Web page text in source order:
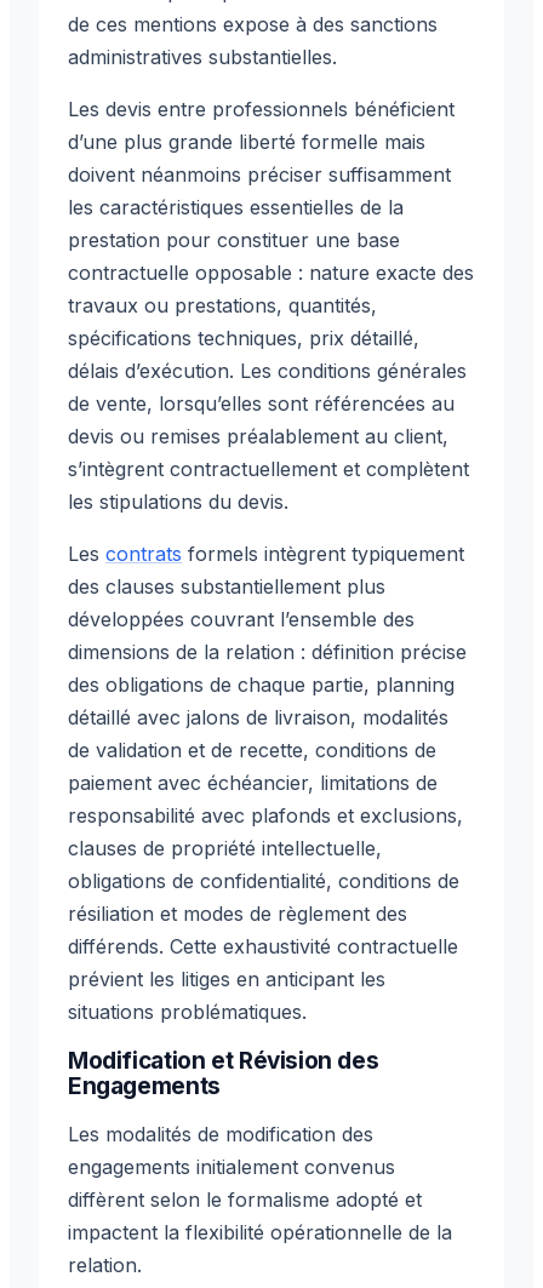
de ces mentions expose à des sanctions
administratives substantielles.
Les devis entre professionnels bénéficient
d’une plus grande liberté formelle mais
doivent néanmoins préciser suffisamment
les caractéristiques essentielles de la
prestation pour constituer une base
contractuelle opposable : nature exacte des
travaux ou prestations, quantités,
spécifications techniques, prix détaillé,
délais d’exécution. Les conditions générales
de vente, lorsqu’elles sont référencées au
devis ou remises préalablement au client,
s’intègrent contractuellement et complètent
les stipulations du devis.
Les contrats formels intègrent typiquement
des clauses substantiellement plus
développées couvrant l’ensemble des
dimensions de la relation : définition précise
des obligations de chaque partie, planning
détaillé avec jalons de livraison, modalités
de validation et de recette, conditions de
paiement avec échéancier, limitations de
responsabilité avec plafonds et exclusions,
clauses de propriété intellectuelle,
obligations de confidentialité, conditions de
résiliation et modes de règlement des
différends. Cette exhaustivité contractuelle
prévient les litiges en anticipant les
situations problématiques.
Modification et Révision des
Engagements
Les modalités de modification des
engagements initialement convenus
diffèrent selon le formalisme adopté et
impactent la flexibilité opérationnelle de la
relation.